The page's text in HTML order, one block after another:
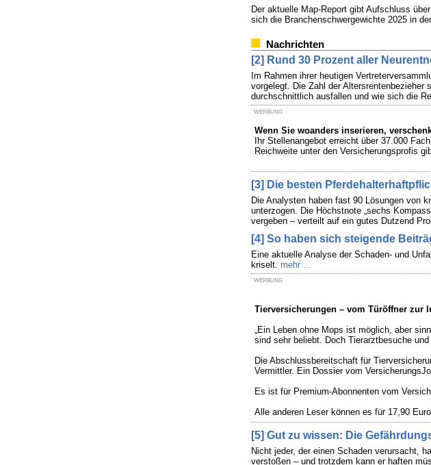
Der aktuelle Map-Report gibt Aufschluss
sich die Branchenschwergewichte 2025 in
Nachrichten
[2] Rund 30 Prozent aller
Im Rahmen ihrer heutigen
vorgelegt. Die Zahl der Altersrentenbezieher
durchschnittlich ausfallen und wie sich die
WERBUNG
Wenn Sie woanders inserieren,
Ihr Stellenangebot erreicht über 37.000
Reichweite unter den Versicherungsprofis
[3] Die besten
Die Analysten haben fast 90 Lösungen von
unterzogen. Die Höchstnote „sechs
vergeben – verteilt auf ein gutes Dutzend
[4] So haben sich steigende
Eine aktuelle Analyse der Schaden- und
kriselt. mehr ...
WERBUNG
Tierversicherungen – vom Türöffner zur
„Ein Leben ohne Mops ist möglich, aber
sind sehr beliebt. Doch Tierarztbesuche
Die Abschlussbereitschaft für
Vermittler. Ein Dossier vom
Es ist für Premium-Abonnenten vom
Alle anderen Leser können es für 17,90 Euro
[5] Gut zu wissen: Die
Nicht jeder, der einen Schaden verursacht,
verstoßen – und trotzdem kann er haften